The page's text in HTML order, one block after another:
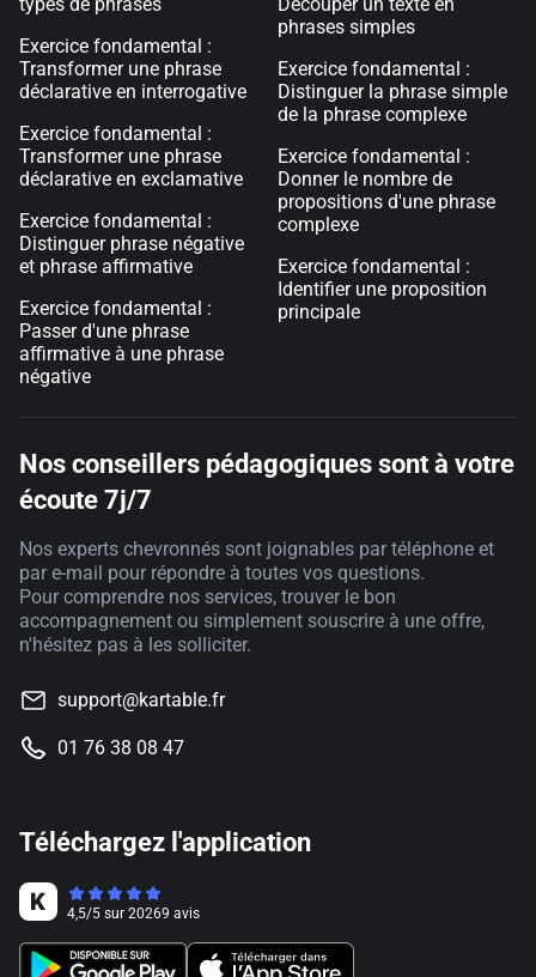
Exercice fondamental :
Transformer une phrase
déclarative en interrogative
Exercice fondamental :
Transformer une phrase
déclarative en exclamative
Exercice fondamental :
Distinguer phrase négative
et phrase affirmative
Exercice fondamental :
Passer d'une phrase
affirmative à une phrase
négative
phrases simples
Exercice fondamental :
Distinguer la phrase simple
de la phrase complexe
Exercice fondamental :
Donner le nombre de
propositions d'une phrase
complexe
Exercice fondamental :
Identifier une proposition
principale
Nos conseillers pédagogiques sont à votre
écoute 7j/7
Nos experts chevronnés sont joignables par téléphone et
par e-mail pour répondre à toutes vos questions.
Pour comprendre nos services, trouver le bon
accompagnement ou simplement souscrire à une offre,
n'hésitez pas à les solliciter.
support@kartable.fr
01 76 38 08 47
Téléchargez l'application
4,5/5 sur 20269 avis